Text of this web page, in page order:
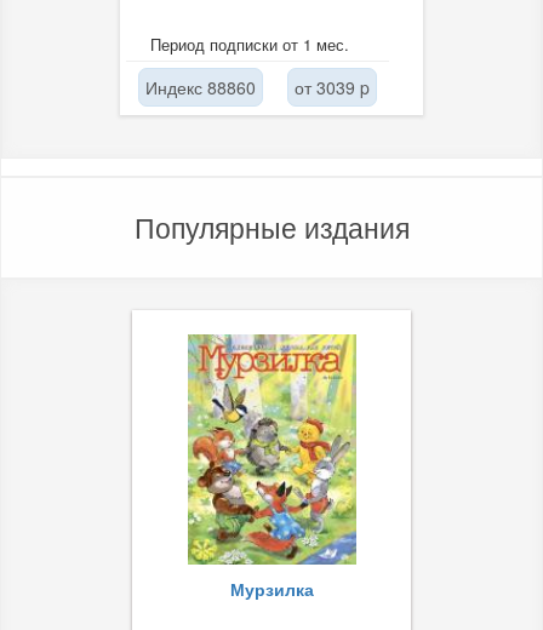
Период подписки от 1 мес.
Индекс 88860 от 3039 p
Популярные издания
Мурзилка